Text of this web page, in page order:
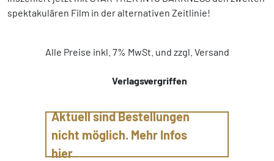
spektakulären Film in der alternativen Zeitlinie!
Alle Preise inkl. 7% MwSt. und zzgl. Versand
Verlagsvergriffen
Aktuell sind Bestellungen
nicht möglich. Mehr Infos
hier